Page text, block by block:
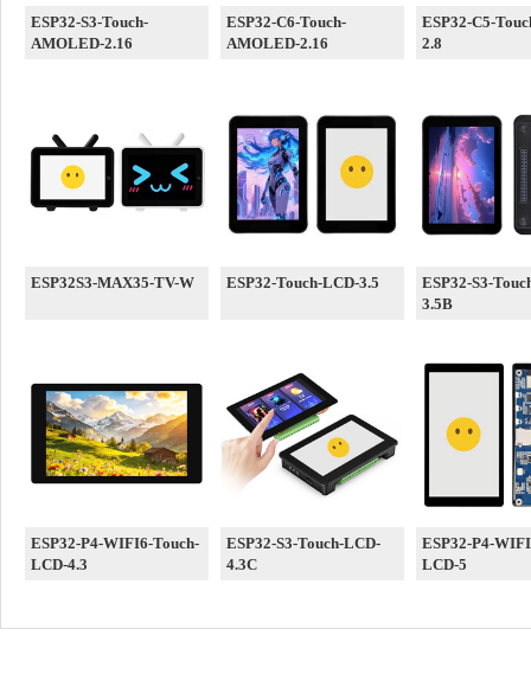
ESP32-S3-Touch-
AMOLED-2.16
ESP32-C6-Touch-
AMOLED-2.16
ESP32-C5-
2.8
ESP32S3-MAX35-TV-W ESP32-Touch-LCD-3.5
ESP32-S3-
3.5B
ESP32-P4-WIFI6-Touch-
LCD-4.3
ESP32-S3-Touch-LCD-
4.3C
ESP32-P4-
LCD-5